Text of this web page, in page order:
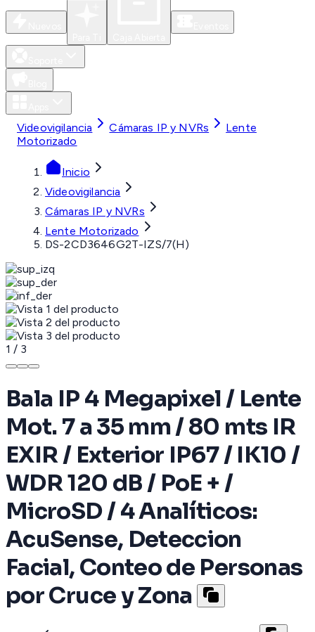
Videovigilancia Cámaras IP y NVRs
Lente
Motorizado
Inicio
Videovigilancia
Cámaras IP y NVRs
Lente Motorizado
DS-2CD3646G2T-IZS/7(H)
1 / 3
Bala IP 4 Megapixel / Lente
Mot. 7 a 35 mm / 80 mts IR
EXIR / Exterior IP67 / IK10 /
WDR 120 dB / PoE + /
MicroSD / 4 Analíticos:
AcuSense, Deteccion
Facial, Conteo de Personas
por Cruce y Zona